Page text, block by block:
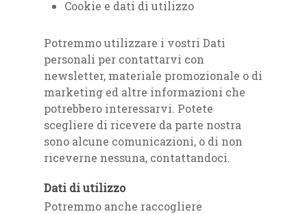
Cookie e dati di utilizzo
Potremmo utilizzare i vostri Dati
personali per contattarvi con
newsletter, materiale promozionale o di
marketing ed altre informazioni che
potrebbero interessarvi. Potete
scegliere di ricevere da parte nostra
sono alcune comunicazioni, o di non
riceverne nessuna, contattandoci.
Dati di utilizzo
Potremmo anche raccogliere